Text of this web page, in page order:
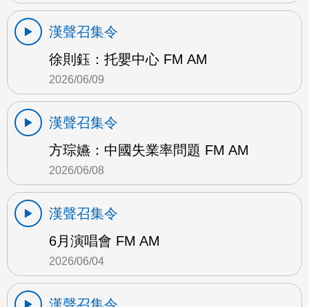
漢聲召集令
徐則鈺：托嬰中心 FM AM
2026/06/09
漢聲召集令
方琮嬿：中國失業率問題 FM AM
2026/06/08
漢聲召集令
6月演唱會 FM AM
2026/06/04